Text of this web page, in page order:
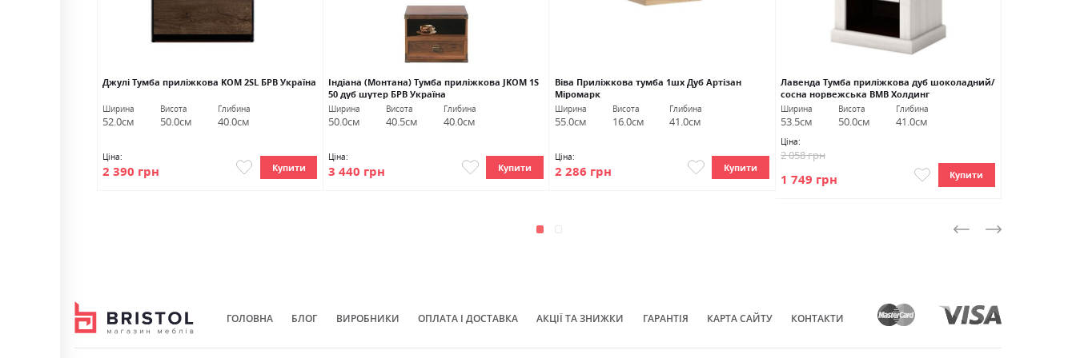
Джулі Тумба приліжкова KOM 2SL БРВ Україна
Ширина
52.0см
Висота
50.0см
Глибина
40.0см
Ціна:
2 390 грн Купити
Індіана (Монтана) Тумба приліжкова JKOM 1S
50 дуб шутер БРВ Україна
Ширина
50.0см
Висота
40.5см
Глибина
40.0см
Ціна:
3 440 грн Купити
Віва Приліжкова тумба 1шх Дуб Артізан
Міромарк
Ширина
55.0см
Висота
16.0см
Глибина
41.0см
Ціна:
2 286 грн Купити
Лавенда Тумба приліжкова дуб шоколадний/
сосна норвежська ВМВ Холдинг
Ширина
53.5см
Висота
50.0см
Глибина
41.0см
Ціна:
1 749 грн
2 058 грн
Купити
ГОЛОВНА БЛОГ ВИРОБНИКИ ОПЛАТА І ДОСТАВКА АКЦІЇ ТА ЗНИЖКИ ГАРАНТІЯ КАРТА САЙТУ КОНТАКТИ